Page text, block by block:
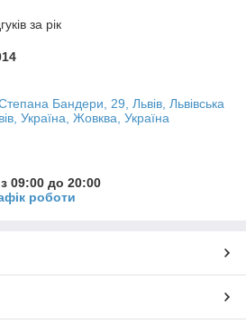
за рік
Бандери, 29, Львів, Львівська
Україна, Жовква, Україна
09:00 до 20:00
роботи